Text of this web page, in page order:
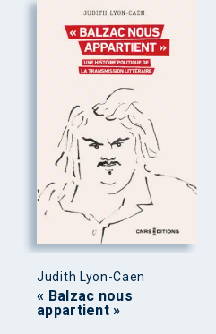
Judith Lyon-Caen
« Balzac nous
appartient »